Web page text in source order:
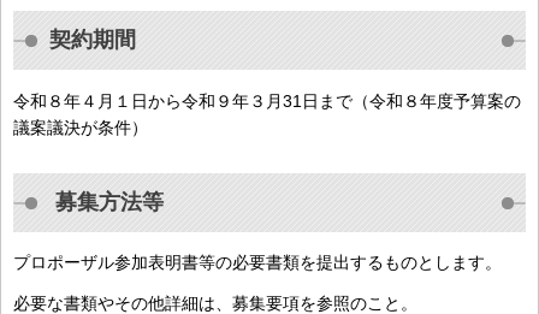
契約期間
令和８年４月１日から令和９年３月31日まで（令和８年度予算案の
議案議決が条件）
募集方法等
プロポーザル参加表明書等の必要書類を提出するものとします。
必要な書類やその他詳細は、募集要項を参照のこと。